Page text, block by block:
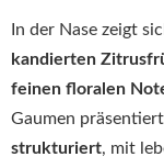
In der Nase zeigt
kandierten
feinen floralen
Gaumen
strukturiert, mit